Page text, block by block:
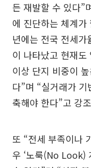
든 재발할 수 있다”
에 진단하는 체계
년에는 전국 전세
이 나타났고 현재
이상 단지 비중이
다”며 “실거래가
축해야 한다”고 강
또 “전세 부족이나
우 ‘노룩(No Look)